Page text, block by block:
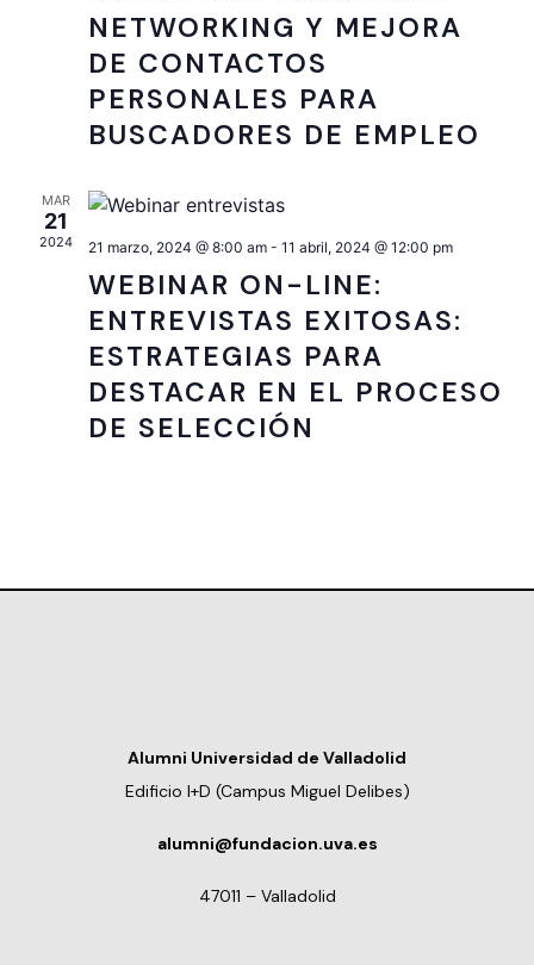
NETWORKING Y MEJORA
DE CONTACTOS
PERSONALES PARA
BUSCADORES DE EMPLEO
MAR
21
2024 21 marzo, 2024 @ 8:00 am- 11 abril, 2024 @ 12:00 pm
WEBINAR ON-LINE:
ENTREVISTAS EXITOSAS:
ESTRATEGIAS PARA
DESTACAR EN EL PROCESO
DE SELECCIÓN
Alumni Universidad de Valladolid
Edificio I+D (Campus Miguel Delibes)
alumni@fundacion.uva.es
47011 – Valladolid